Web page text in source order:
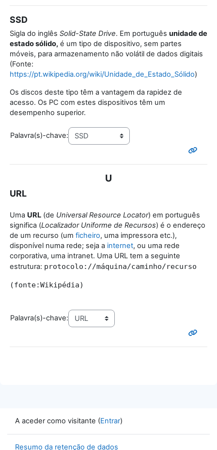
SSD
Sigla do inglês Solid-State Drive. Em português unidade de
estado sólido, é um tipo de dispositivo, sem partes
móveis, para armazenamento não volátil de dados digitais
(Fonte:
https://pt.wikipedia.org/wiki/Unidade_de_Estado_Sólido)
Os discos deste tipo têm a vantagem da rapidez de
acesso. Os PC com estes dispositivos têm um
desempenho superior.
Palavra(s)-chave:
U
URL
Uma URL (de Universal Resource Locator) em português
significa (Localizador Uniforme de Recursos) é o endereço
de um recurso (um ficheiro, uma impressora etc.),
disponível numa rede; seja a internet, ou uma rede
corporativa, uma intranet. Uma URL tem a seguinte
estrutura: protocolo://máquina/caminho/recurso
(fonte:Wikipédia)
Palavra(s)-chave:
A aceder como visitante (Entrar)
Resumo da retenção de dados